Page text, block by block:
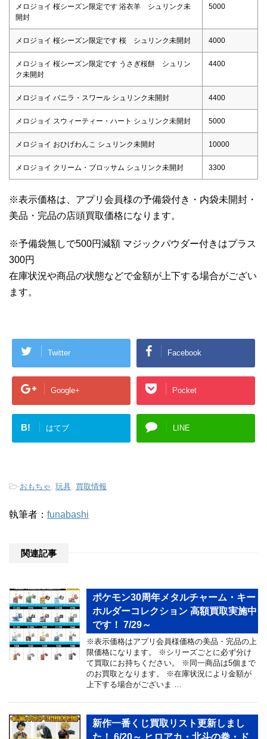
メロジョイ 桜シーズン限定です 浴衣羊 シュリンク未
開封
5000
メロジョイ 桜シーズン限定です 桜 シュリンク未開封 4000
メロジョイ 桜シーズン限定です うさぎ桜餅 シュリン
ク未開封
4400
メロジョイ バニラ・スワール シュリンク未開封 4400
メロジョイ スウィーティー・ハート シュリンク未開封 5000
メロジョイ おひげわんこ シュリンク未開封 10000
メロジョイ クリーム・ブロッサム シュリンク未開封 3300
※表示価格は、アプリ会員様の予備袋付き・内袋未開封・
美品・完品の店頭買取価格になります。
※予備袋無しで500円減額 マジックパウダー付きはプラス
300円
在庫状況や商品の状態などで金額が上下する場合がござい
ます。
Twitter Facebook
Google+ Pocket
B! はてブ LINE
-おもちゃ 玩具 買取情報
執筆者： funabashi
関連記事
ポケモン30周年メタルチャーム・キー
ホルダーコレクション 高額買取実施中
です！ 7/29～
※表示価格はアプリ会員様価格の美品・完品の上
限価格になります。 ※シリーズごとに必ず分け
て買取にお持ちください。 ※同一商品は5個まで
のお買取となります。 ※在庫状況により金額が
上下する場合がございま …
新作一番くじ買取リスト更新しまし
た！ 6/20～ ヒロアカ・北斗の拳・ド